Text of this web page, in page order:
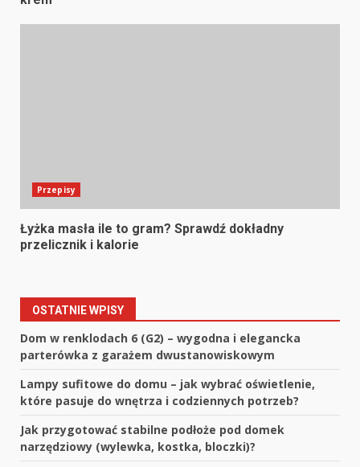
Przepisy
Łyżka masła ile to gram? Sprawdź dokładny
przelicznik i kalorie
OSTATNIE WPISY
Dom w renklodach 6 (G2) – wygodna i elegancka
parterówka z garażem dwustanowiskowym
Lampy sufitowe do domu – jak wybrać oświetlenie,
które pasuje do wnętrza i codziennych potrzeb?
Jak przygotować stabilne podłoże pod domek
narzędziowy (wylewka, kostka, bloczki)?